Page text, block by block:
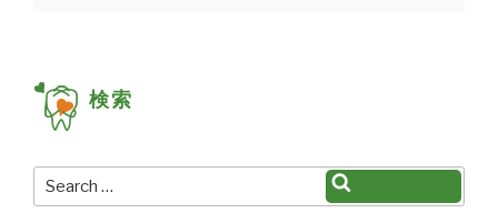
ー
ョ
検索
Search
for: